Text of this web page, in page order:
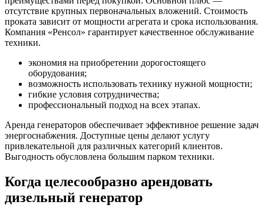
отсутствие крупных первоначальных вложений. Стоимость
проката зависит от мощности агрегата и срока использования.
Компания «Ренсол» гарантирует качественное обслуживание
техники.
экономия на приобретении дорогостоящего
оборудования;
возможность использовать технику нужной мощности;
гибкие условия сотрудничества;
профессиональный подход на всех этапах.
Аренда генераторов обеспечивает эффективное решение задач
энергоснабжения. Доступные цены делают услугу
привлекательной для различных категорий клиентов.
Выгодность обусловлена большим парком техники.
Когда целесообразно арендовать
дизельный генератор